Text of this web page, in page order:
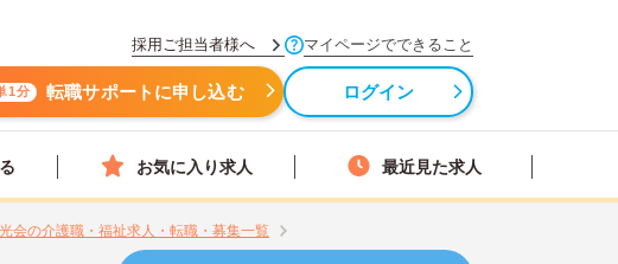
採用ご担当者様へ マイページでできること
1分 転職サポートに申し込む ログイン
お気に入り求人 最近見た求人
会の介護職・福祉求人・転職・募集一覧